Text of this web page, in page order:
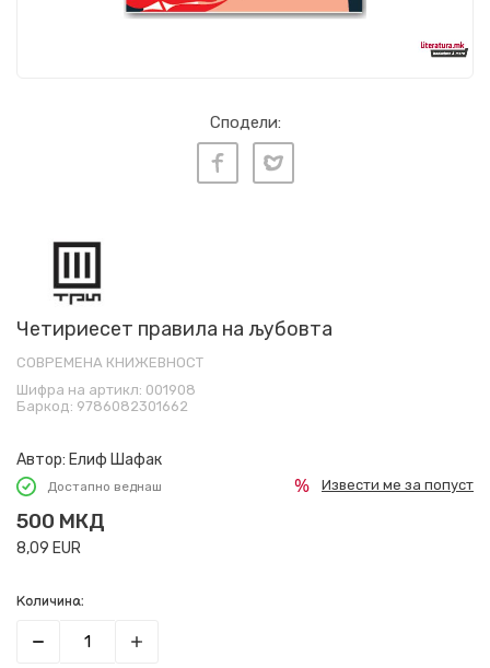
Сподели:
Четириесет правила на љубовта
СОВРЕМЕНА КНИЖЕВНОСТ
Шифра на артикл: 001908
Баркод: 9786082301662
Автор: Елиф Шафак
Достапно веднаш
500 МКД
8,09 EUR
Извести ме за попуст
Количина: